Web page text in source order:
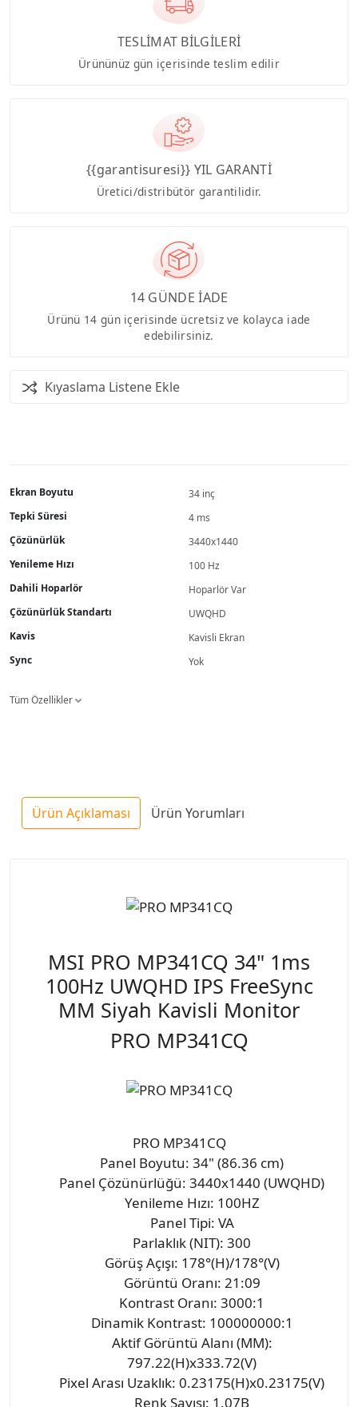
TESLİMAT BİLGİLERİ
Ürününüz gün içerisinde teslim edilir
{{garantisuresi}} YIL GARANTİ
Üretici/distribütör garantilidir.
14 GÜNDE İADE
Ürünü 14 gün içerisinde ücretsiz ve kolayca iade
edebilirsiniz.
Kıyaslama Listene Ekle
Ekran Boyutu
34 inç
Tepki Süresi
4 ms
Çözünürlük
3440x1440
Yenileme Hızı
100 Hz
Dahili Hoparlör
Hoparlör Var
Çözünürlük Standartı
UWQHD
Kavis
Kavisli Ekran
Sync
Yok
Tüm Özellikler
Ürün Açıklaması Ürün Yorumları
MSI PRO MP341CQ 34" 1ms
100Hz UWQHD IPS FreeSync
MM Siyah Kavisli Monitor
PRO MP341CQ
PRO MP341CQ
Panel Boyutu: 34" (86.36 cm)
Panel Çözünürlüğü: 3440x1440 (UWQHD)
Yenileme Hızı: 100HZ
Panel Tipi: VA
Parlaklık (NIT): 300
Görüş Açışı: 178°(H)/178°(V)
Görüntü Oranı: 21:09
Kontrast Oranı: 3000:1
Dinamik Kontrast: 100000000:1
Aktif Görüntü Alanı (MM):
797.22(H)x333.72(V)
Pixel Arası Uzaklık: 0.23175(H)x0.23175(V)
Renk Sayısı: 1.07B